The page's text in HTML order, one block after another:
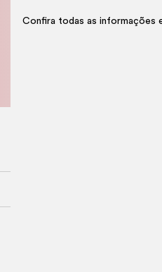
Confira todas as informações